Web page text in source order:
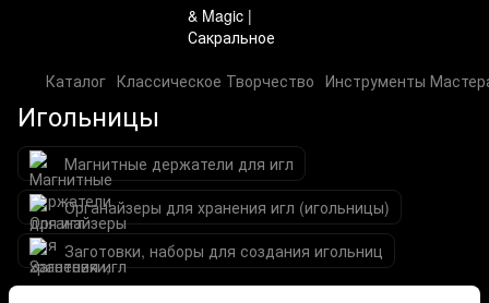
Каталог Классическое Творчество Инструменты
Игольницы
Магнитные держатели для игл
Органайзеры для хранения игл (игольницы)
Заготовки, наборы для создания игольниц